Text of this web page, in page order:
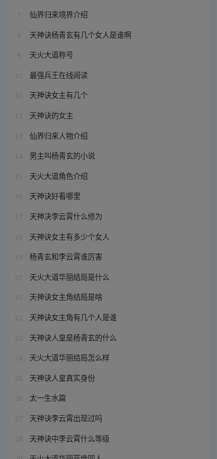
7 仙界归来境界介绍
8 天神诀杨青玄有几个女人是谁啊
9 天火大道称号
10 最强兵王在线阅读
天神诀女主有几个
12 天神诀的女主
13 仙界归来人物介绍
14 男主叫杨青玄的小说
15 天火大道角色介绍
16 天神诀好看哪里
17 天神决李云霄什么修为
18 天神诀女主有多少个女人
19 杨青玄和李云霄谁厉害
20 天火大道华丽结局是什么
21 天神诀女主角结局是啥
22 天神诀女主角有几个人是谁
23 天神诀人皇是杨青玄的什么
24 天火大道华丽结局怎么样
25 天神诀人皇真实身份
26 太一生水篇
27 天神诀李云霄出现过吗
28 天神诀中李云霄什么等级